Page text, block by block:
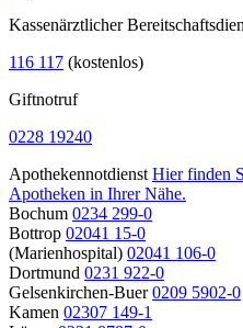
Kassenärztlicher
116 117 (kostenlos)
Giftnotruf
0228 19240
Apothekennotdienst Hier finden
Apotheken in Ihrer Nähe.
Bochum 0234 299-0
Bottrop 02041 15-0
(Marienhospital) 02041 106-0
Dortmund 0231 922-0
Gelsenkirchen-Buer 0209 5902-0
Kamen 02307 149-1